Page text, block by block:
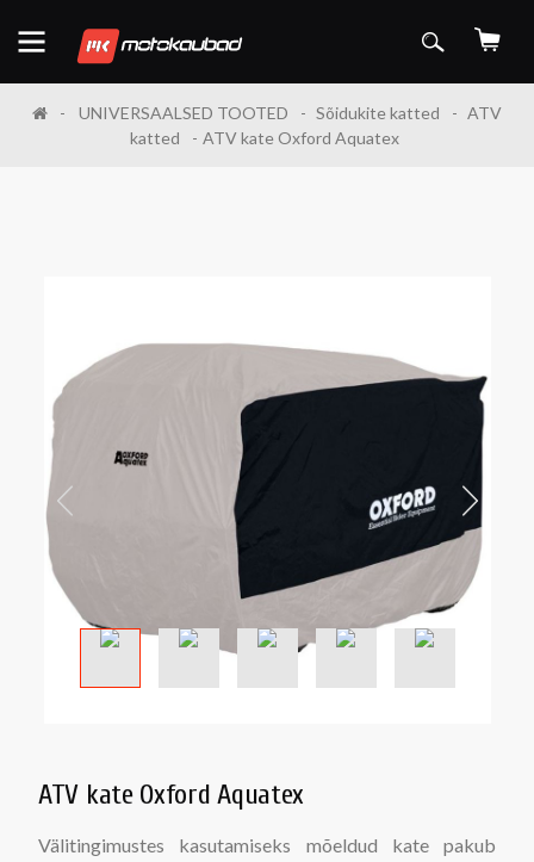
UNIVERSAALSED TOOTED Sõidukite katted
ATV
katted
ATV kate Oxford Aquatex
ATV kate Oxford Aquatex
Välitingimustes kasutamiseks mõeldud kate pakub